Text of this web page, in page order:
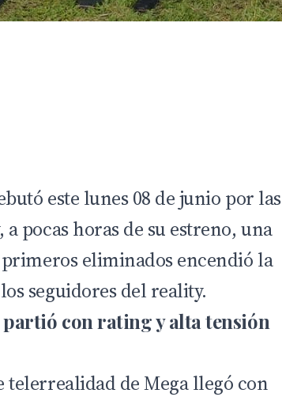
este lunes 08 de junio por las
a pocas horas de su estreno, una
eliminados encendió la
seguidores del reality.
partió con rating y alta tensión
telerrealidad de Mega llegó con